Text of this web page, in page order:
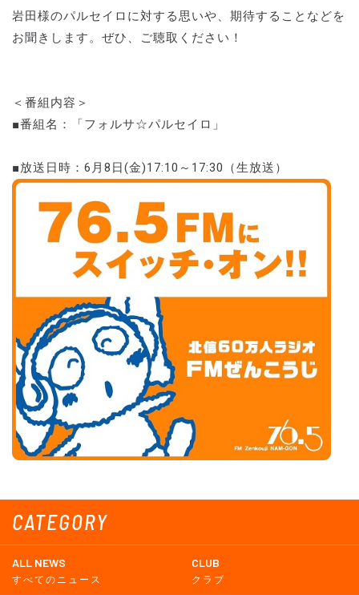
CATEGORY
ALL NEWS
すべてのニュース
CLUB
クラブ
岩田様のパルセイロに対する思いや、期待することなどを
お聞きします。ぜひ、ご聴取ください！
＜番組内容＞
■番組名：「フォルサ☆パルセイロ」
■放送日時：6月8日(金)17:10～17:30（生放送）